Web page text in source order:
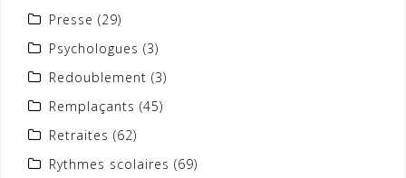
Presse (29)
Psychologues (3)
Redoublement (3)
Remplaçants (45)
Retraites (62)
Rythmes scolaires (69)